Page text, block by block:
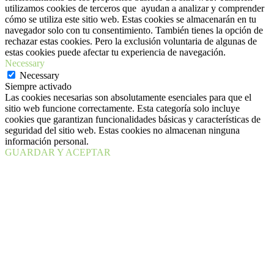
utilizamos cookies de terceros que ayudan a analizar y comprender
cómo se utiliza este sitio web. Estas cookies se almacenarán en tu
navegador solo con tu consentimiento. También tienes la opción de
rechazar estas cookies. Pero la exclusión voluntaria de algunas de
estas cookies puede afectar tu experiencia de navegación.
Necessary
Necessary
Siempre activado
Las cookies necesarias son absolutamente esenciales para que el
sitio web funcione correctamente. Esta categoría solo incluye
cookies que garantizan funcionalidades básicas y características de
seguridad del sitio web. Estas cookies no almacenan ninguna
información personal.
GUARDAR Y ACEPTAR